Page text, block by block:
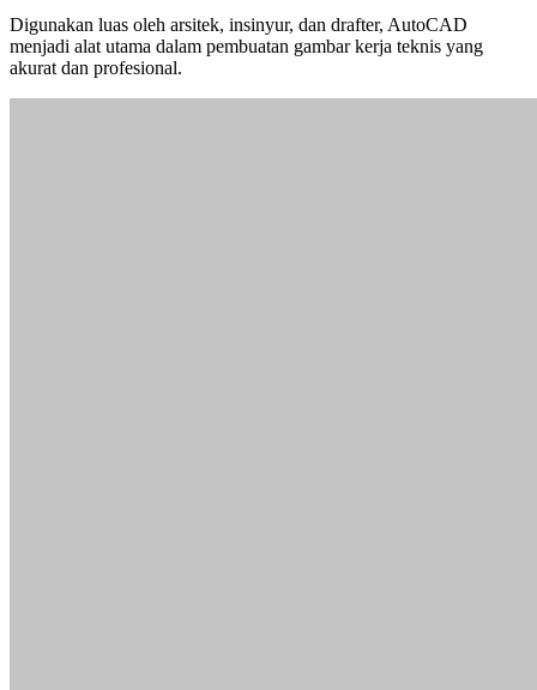
Digunakan luas oleh arsitek, insinyur, dan drafter, AutoCAD
menjadi alat utama dalam pembuatan gambar kerja teknis yang
akurat dan profesional.